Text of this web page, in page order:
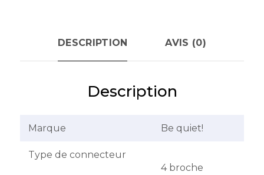
DESCRIPTION AVIS (0)
Description
Marque Be quiet!
Type de connecteur
4 broche